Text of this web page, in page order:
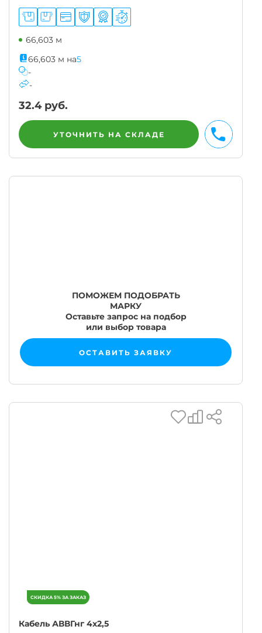
66,603 м
66,603 м на5
-
-
32.4руб.
УТОЧНИТЬ НА СКЛАДЕ
ПОМОЖЕМ ПОДОБРАТЬ
МАРКУ
Оставьте запрос на подбор
или выбор товара
ОСТАВИТЬ ЗАЯВКУ
Кабель АВВГнг 4х2,5